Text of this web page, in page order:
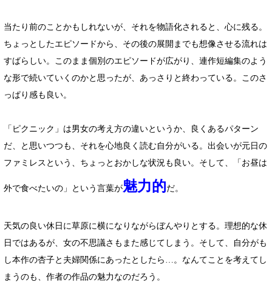
当たり前のことかもしれないが、それを物語化されると、心に残る。
ちょっとしたエピソードから、その後の展開までも想像させる流れは
すばらしい。このまま個別のエピソードが広がり、連作短編集のよう
な形で続いていくのかと思ったが、あっさりと終わっている。このさ
っぱり感も良い。
「ピクニック」は男女の考え方の違いというか、良くあるパターン
だ、と思いつつも、それを心地良く読む自分がいる。出会いが元日の
ファミレスという、ちょっとおかしな状況も良い。そして、「お昼は
外で食べたいの」という言葉が魅力的だ。
天気の良い休日に草原に横になりながらぼんやりとする。理想的な休
日ではあるが、女の不思議さもまた感じてしまう。そして、自分がも
し本作の杏子と夫婦関係にあったとしたら…。なんてことを考えてし
まうのも、作者の作品の魅力なのだろう。